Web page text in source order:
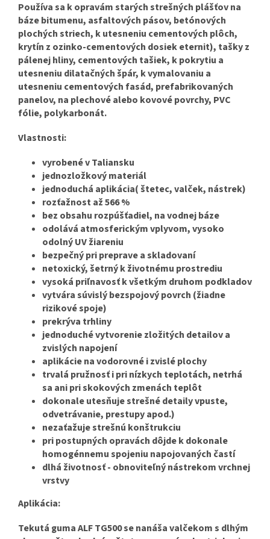
Používa sa k opravám starých strešných plášťov na
báze bitumenu, asfaltových pásov, betónových
plochých striech, k utesneniu cementových plôch,
krytín z ozinko-cementových dosiek eternit), tašky z
pálenej hliny, cementových tašiek, k pokrytiu a
utesneniu dilatačných špár, k vymalovaniu a
utesneniu cementových fasád, prefabrikovaných
panelov, na plechové alebo kovové povrchy, PVC
fólie, polykarbonát.
Vlastnosti:
vyrobené v Taliansku
jednozložkový materiál
jednoduchá aplikácia( štetec, valček, nástrek)
rozťažnost až 566 %
bez obsahu rozpúšťadiel, na vodnej báze
odolává atmosferickým vplyvom, vysoko
odolný UV žiareniu
bezpečný pri preprave a skladovaní
netoxický, šetrný k životnému prostrediu
vysoká priľnavosť k všetkým druhom podkladov
vytvára súvislý bezspojový povrch (žiadne
rizikové spoje)
prekrýva trhliny
jednoduché vytvorenie zložitých detailov a
zvislých napojení
aplikácie na vodorovné i zvislé plochy
trvalá pružnosť i pri nízkych teplotách, netrhá
sa ani pri skokových zmenách teplôt
dokonale utesňuje strešné detaily vpuste,
odvetrávanie, prestupy apod.)
nezaťažuje strešnú konštrukciu
pri postupných opravách dôjde k dokonale
homogénnemu spojeniu napojovaných častí
dlhá životnosť - obnoviteľný nástrekom vrchnej
vrstvy
Aplikácia:
Tekutá guma ALF TG500 se nanáša valčekom s dlhým